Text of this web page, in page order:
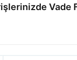
Vade